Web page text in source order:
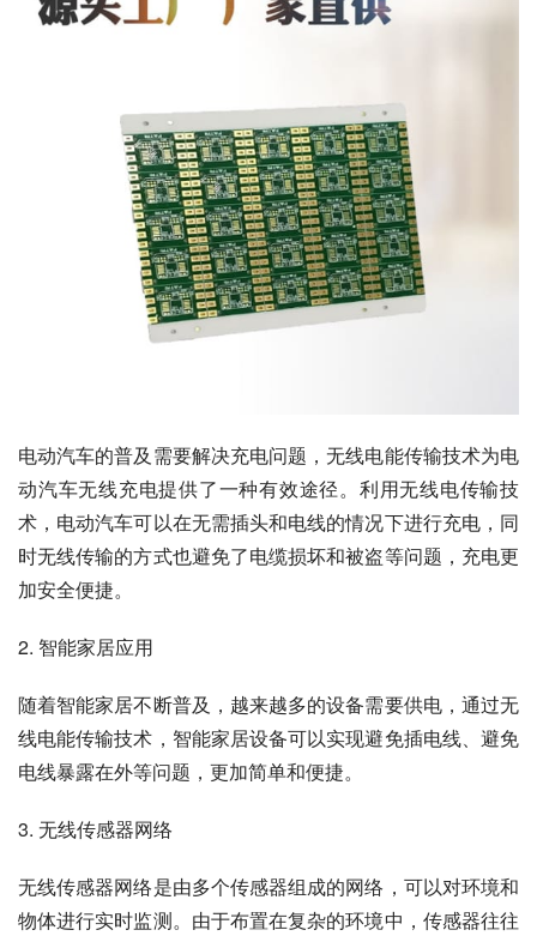
电动汽车的普及需要解决充电问题，无线电能传输技术为电
动汽车无线充电提供了一种有效途径。利用无线电传输技
术，电动汽车可以在无需插头和电线的情况下进行充电，同
时无线传输的方式也避免了电缆损坏和被盗等问题，充电更
加安全便捷。
2. 智能家居应用
随着智能家居不断普及，越来越多的设备需要供电，通过无
线电能传输技术，智能家居设备可以实现避免插电线、避免
电线暴露在外等问题，更加简单和便捷。
3. 无线传感器网络
无线传感器网络是由多个传感器组成的网络，可以对环境和
物体进行实时监测。由于布置在复杂的环境中，传感器往往